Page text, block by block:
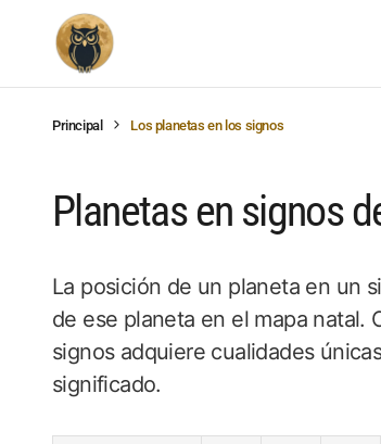
Principal Los planetas en los signos
Planetas en signos
La posición de un planeta en un
de ese planeta en el mapa natal.
signos adquiere cualidades
significado.